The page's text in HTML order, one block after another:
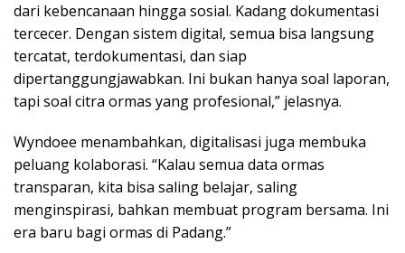
dari kebencanaan hingga sosial. Kadang dokumentasi
tercecer. Dengan sistem digital, semua bisa langsung
tercatat, terdokumentasi, dan siap
dipertanggungjawabkan. Ini bukan hanya soal laporan,
tapi soal citra ormas yang profesional,” jelasnya.
Wyndoee menambahkan, digitalisasi juga membuka
peluang kolaborasi. “Kalau semua data ormas
transparan, kita bisa saling belajar, saling
menginspirasi, bahkan membuat program bersama. Ini
era baru bagi ormas di Padang.”